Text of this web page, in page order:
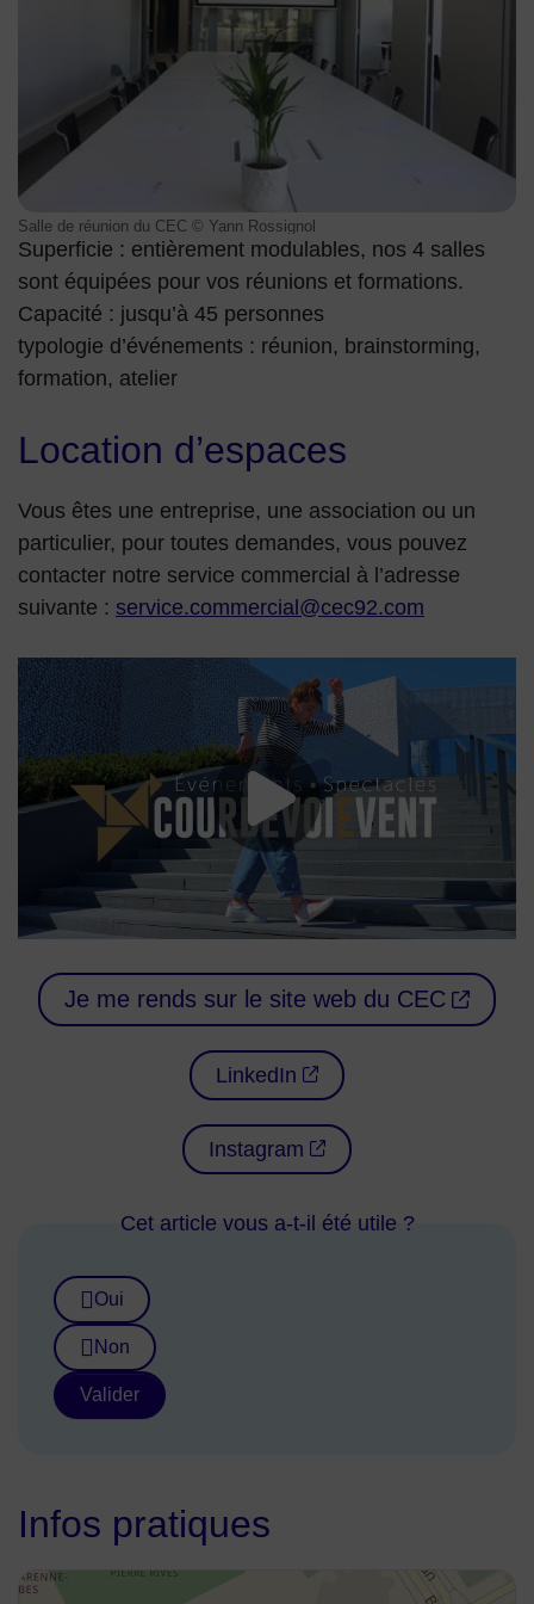
Salle de réunion du CEC © Yann Rossignol
Superficie : entièrement modulables, nos 4 salles
sont équipées pour vos réunions et formations.
Capacité : jusqu’à 45 personnes
typologie d’événements : réunion, brainstorming,
formation, atelier
Location d’espaces
Vous êtes une entreprise, une association ou un
particulier, pour toutes demandes, vous pouvez
contacter notre service commercial à l’adresse
suivante : service.commercial@cec92.com
Lancer la
Je me rends sur le site web du CEC
LinkedIn
Instagram
Cet article vous a-t-il été utile ?
Oui
Non
Valider
Infos pratiques
48.899883,2.259136